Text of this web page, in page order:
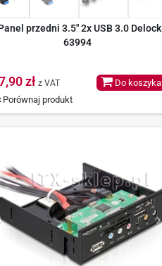
przedni 3.5" 2x USB 3.0 Delock
63994
zł z VAT
Porównaj produkt
Do koszyka